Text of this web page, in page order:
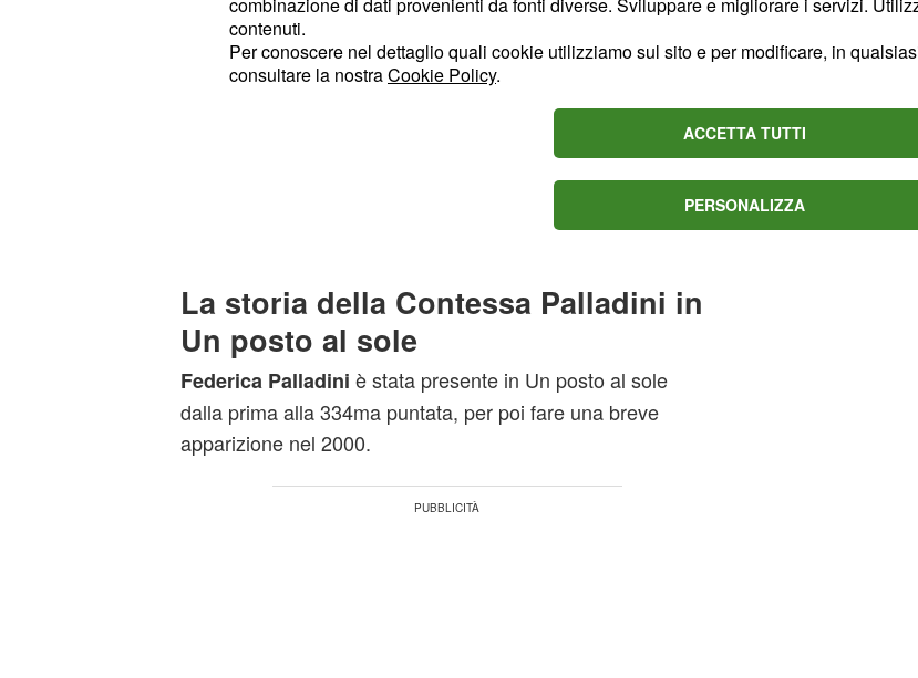
Il personaggio interpretato da Ida Di Benedetto attualmente
si trova in Argentina, ma non si esclude che possa
riaffacciarsi a Napoli, magari per conoscere il nipotino. "La
regina dell'alveare è una sola", scrive Nina Soldano sotto la
gradita sorpresa per i fan di Un posto al sole.
La storia della Contessa Palladini in
Un posto al sole
Federica Palladini è stata presente in Un posto al sole
dalla prima alla 334ma puntata, per poi fare una breve
apparizione nel 2000.
contenuti.
Per conoscere nel dettaglio quali cookie utilizziamo sul sito e per modificare, in
consultare la nostraCookie Policy.
ACCETTA TUTTI
PERSONALIZZA